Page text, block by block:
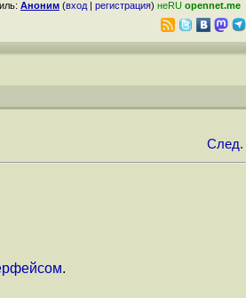
Аноним (вход | регистрация) неRU opennet.me
След.
.